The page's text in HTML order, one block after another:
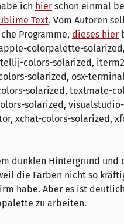
ich hier schon einmal
Text. Vom Autoren
Programme, dieses hier
colorpalette-
colors-solarized,
solarized, osx-
solarized, textmate-
solarized,
xchat-colors-solarized,
dunklen Hintergrund und
die Farben nicht so
habe. Aber es ist deutlich
zu arbeiten.